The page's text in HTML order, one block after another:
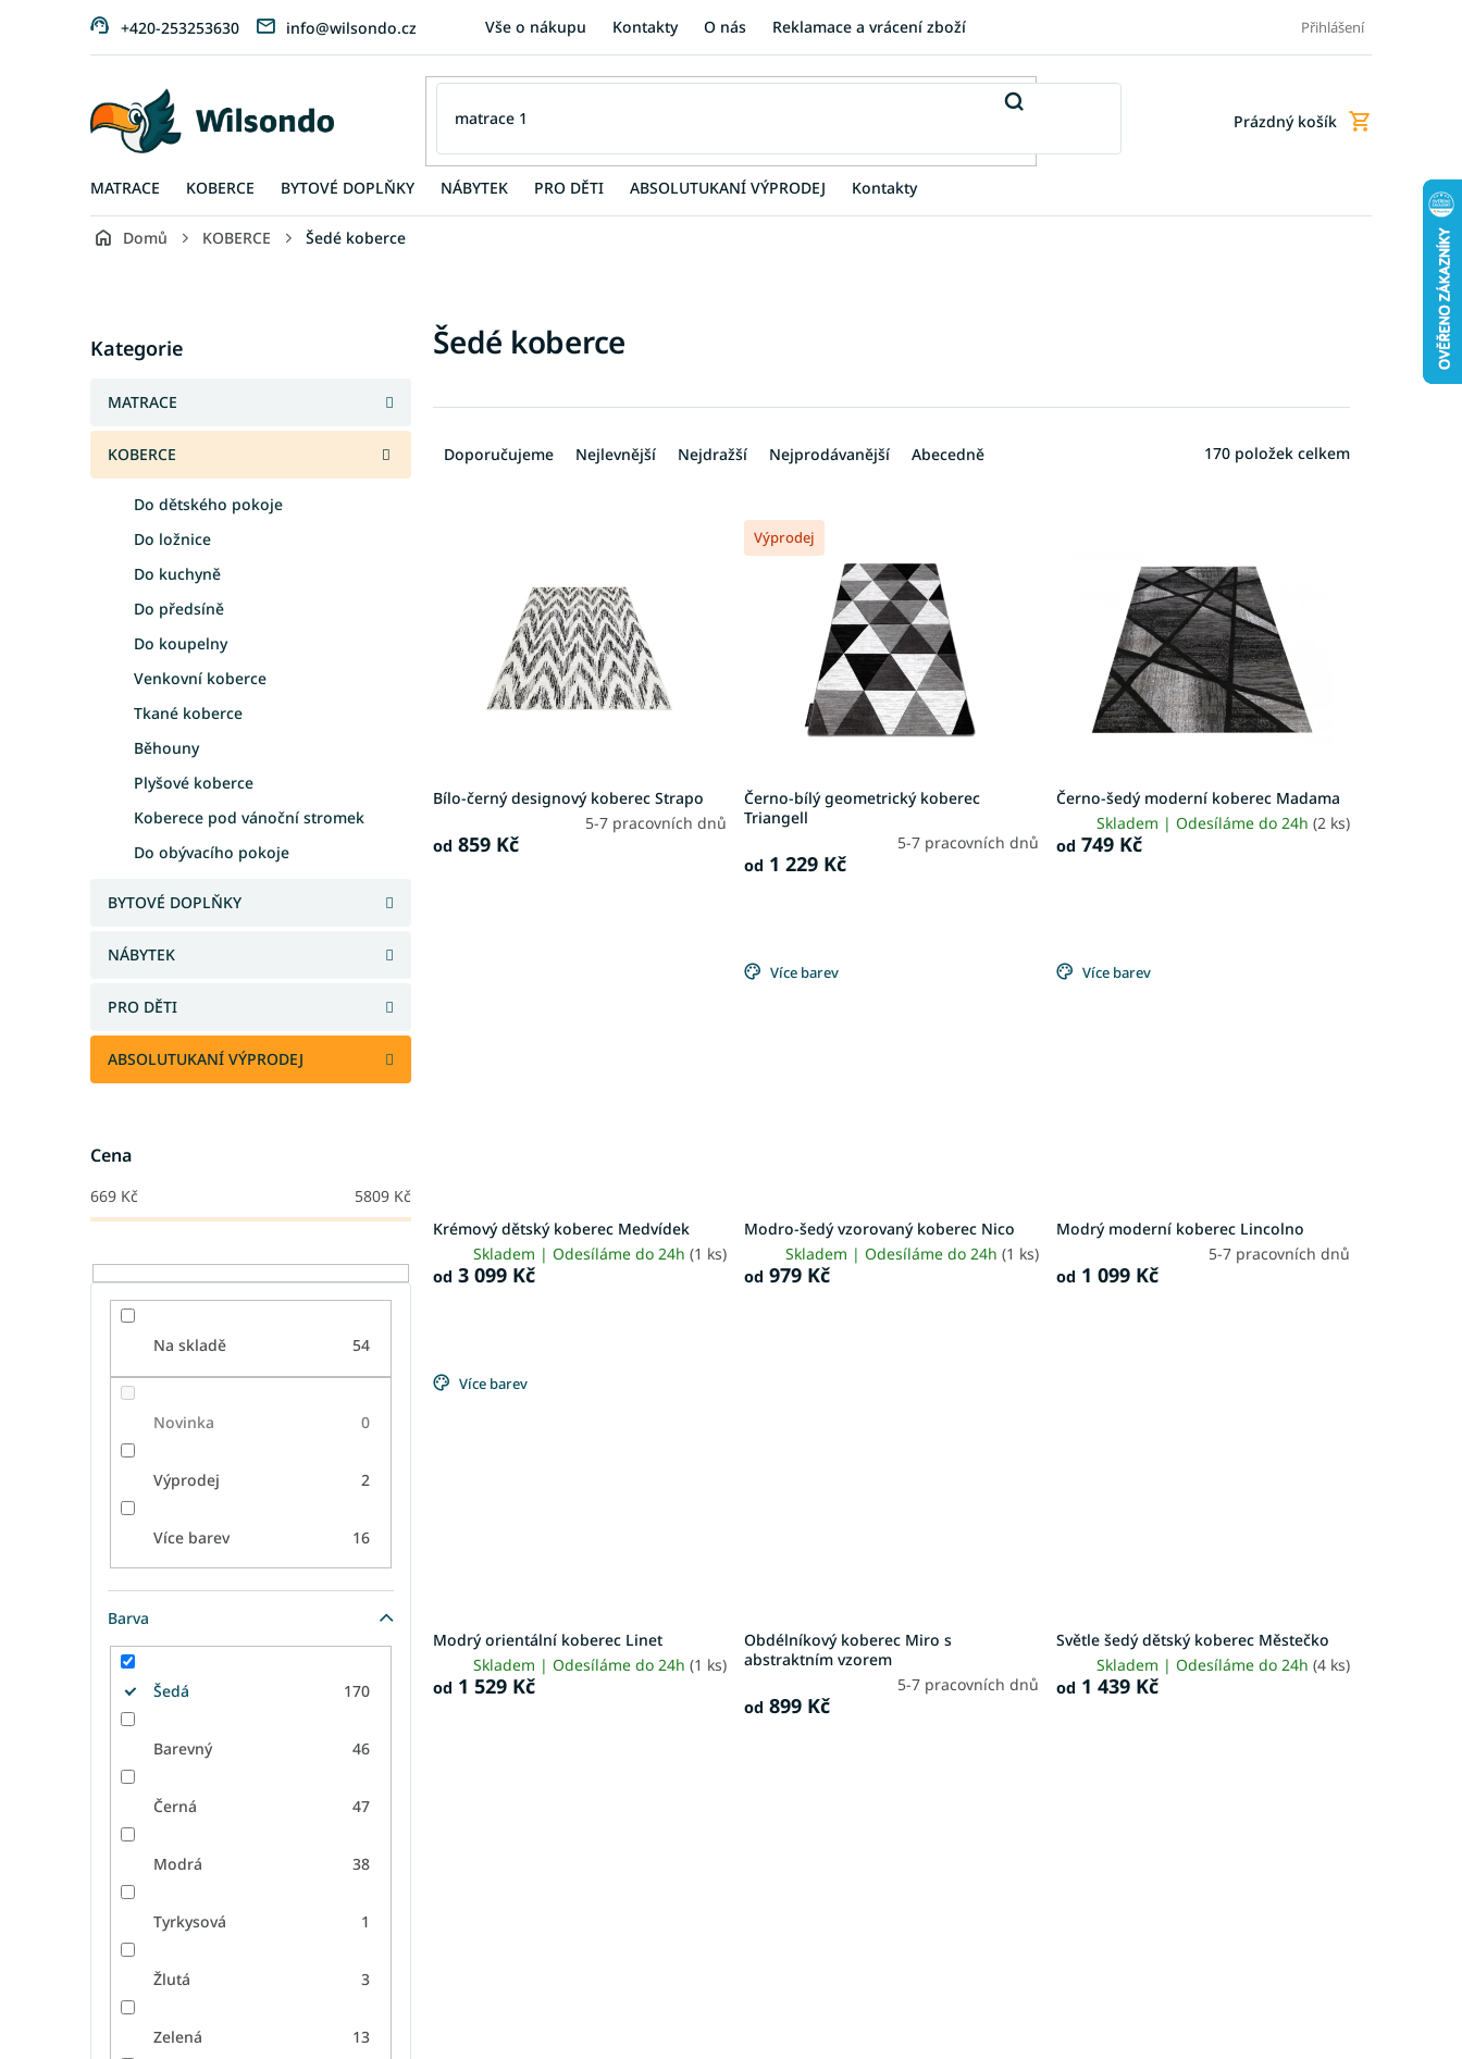
+420-253253630 info@wilsondo.cz Vše o nákupu Kontakty O nás Reklamace a vrácení zboží Obchodní podmínky
Přihlášení
Nákupní
Prázdný košík
MATRACE KOBERCE BYTOVÉ DOPLŇKY NÁBYTEK PRO DĚTI ABSOLUTUKANÍ VÝPRODEJ Kontakty
Domů KOBERCE Šedé koberce
t
r
n
p
kategorie
Kategorie
MATRACE
KOBERCE
Do dětského pokoje
Do ložnice
Do kuchyně
Do předsíně
Do koupelny
Venkovní koberce
Tkané koberce
Běhouny
Plyšové koberce
Koberece pod vánoční stromek
Do obývacího pokoje
BYTOVÉ DOPLŇKY
NÁBYTEK
PRO DĚTI
ABSOLUTUKANÍ VÝPRODEJ
Cena
669 Kč 5809 Kč
Na skladě 54
Novinka 0
Výprodej 2
Více barev 16
Barva
Šedá 170
Barevný 46
Černá 47
Modrá 38
Tyrkysová 1
Žlutá 3
Zelená 13
Šedé koberce
Doporučujeme Nejlevnější Nejdražší Nejprodávanější Abecedně 170 položek celkem
ů
Bílo-černý designový koberec Strapo
5-7 pracovních dnů
od 859 Kč
Výprodej
Černo-bílý geometrický koberec
Triangell
5-7 pracovních dnů
od 1 229 Kč
Černo-šedý moderní koberec Madama
Skladem | Odesíláme do 24h (2 ks)
od 749 Kč
Krémový dětský koberec Medvídek
Skladem | Odesíláme do 24h(1 ks)
od 3 099 Kč
Více barev
Modro-šedý vzorovaný koberec Nico
Skladem | Odesíláme do 24h (1 ks)
od 979 Kč
Více barev
Modrý moderní koberec Lincolno
5-7 pracovních dnů
od 1 099 Kč
Více barev
Modrý orientální koberec Linet
Skladem | Odesíláme do 24h(1 ks)
od 1 529 Kč
Obdélníkový koberec Miro s
abstraktním vzorem
5-7 pracovních dnů
od 899 Kč
Světle šedý dětský koberec Městečko
Skladem | Odesíláme do 24h (4 ks)
od 1 439 Kč